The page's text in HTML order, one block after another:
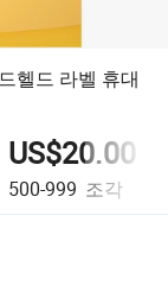
헬드 라벨 휴대
US$20.00
500-999 조각